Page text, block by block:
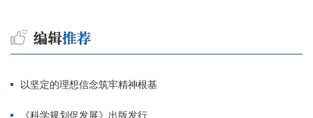
以坚定的理想信念筑牢精神根基
《科学规划促发展》出版发行